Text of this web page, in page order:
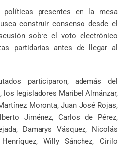
políticas presentes en la mesa
construir consenso desde el
sobre el voto electrónico
partidarias antes de llegar al
participaron, además del
los legisladores Maribel Almánzar,
Moronta, Juan José Rojas,
Jiménez, Carlos de Pérez,
Damarys Vásquez, Nicolás
Willy Sánchez, Cirilo